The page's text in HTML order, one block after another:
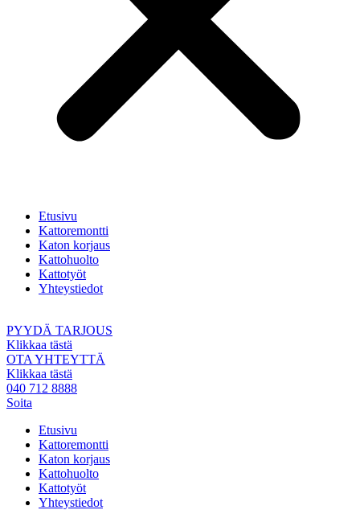
Etusivu
Kattoremontti
Katon korjaus
Kattohuolto
Kattotyöt
Yhteystiedot
PYYDÄ TARJOUS
Klikkaa tästä
OTA YHTEYTTÄ
Klikkaa tästä
040 712 8888
Soita
Etusivu
Kattoremontti
Katon korjaus
Kattohuolto
Kattotyöt
Yhteystiedot